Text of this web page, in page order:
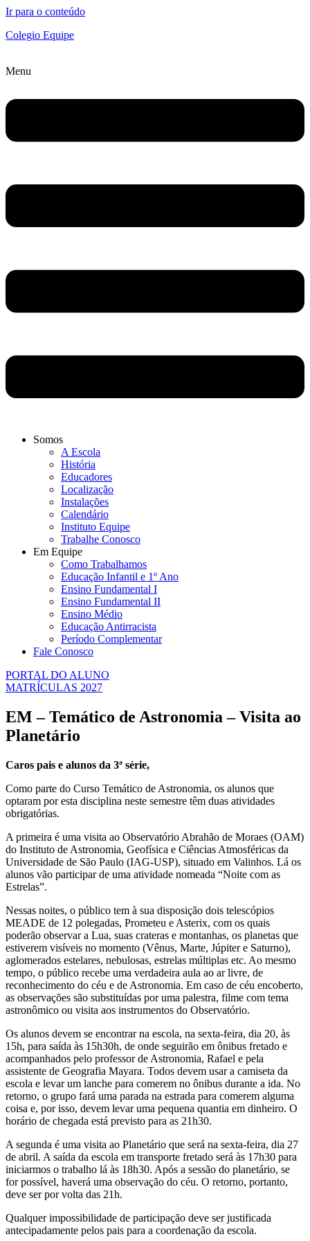
Ir para o conteúdo
Colegio Equipe
Menu
Somos
A Escola
História
Educadores
Localização
Instalações
Calendário
Instituto Equipe
Trabalhe Conosco
Em Equipe
Como Trabalhamos
Educação Infantil e 1º Ano
Ensino Fundamental I
Ensino Fundamental II
Ensino Médio
Educação Antirracista
Período Complementar
Fale Conosco
PORTAL DO ALUNO
MATRÍCULAS 2027
EM – Temático de Astronomia – Visita ao
Planetário
Caros pais e alunos da 3ª série,
Como parte do Curso Temático de Astronomia, os alunos que
optaram por esta disciplina neste semestre têm duas atividades
obrigatórias.
A primeira é uma visita ao Observatório Abrahão de Moraes (OAM)
do Instituto de Astronomia, Geofísica e Ciências Atmosféricas da
Universidade de São Paulo (IAG-USP), situado em Valinhos. Lá os
alunos vão participar de uma atividade nomeada “Noite com as
Estrelas”.
Nessas noites, o público tem à sua disposição dois telescópios
MEADE de 12 polegadas, Prometeu e Asterix, com os quais
poderão observar a Lua, suas crateras e montanhas, os planetas que
estiverem visíveis no momento (Vênus, Marte, Júpiter e Saturno),
aglomerados estelares, nebulosas, estrelas múltiplas etc. Ao mesmo
tempo, o público recebe uma verdadeira aula ao ar livre, de
reconhecimento do céu e de Astronomia. Em caso de céu encoberto,
as observações são substituídas por uma palestra, filme com tema
astronômico ou visita aos instrumentos do Observatório.
Os alunos devem se encontrar na escola, na sexta-feira, dia 20, às
15h, para saída às 15h30h, de onde seguirão em ônibus fretado e
acompanhados pelo professor de Astronomia, Rafael e pela
assistente de Geografia Mayara. Todos devem usar a camiseta da
escola e levar um lanche para comerem no ônibus durante a ida. No
retorno, o grupo fará uma parada na estrada para comerem alguma
coisa e, por isso, devem levar uma pequena quantia em dinheiro. O
horário de chegada está previsto para as 21h30.
A segunda é uma visita ao Planetário que será na sexta-feira, dia 27
de abril. A saída da escola em transporte fretado será às 17h30 para
iniciarmos o trabalho lá às 18h30. Após a sessão do planetário, se
for possível, haverá uma observação do céu. O retorno, portanto,
deve ser por volta das 21h.
Qualquer impossibilidade de participação deve ser justificada
antecipadamente pelos pais para a coordenação da escola.